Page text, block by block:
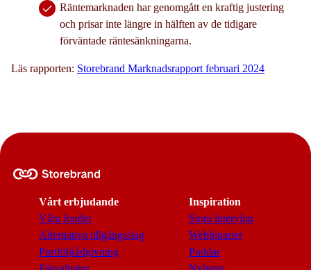
Räntemarknaden har genomgått en kraftig justering
och prisar inte längre in hälften av de tidigare
förväntade räntesänkningarna.
Läs rapporten: Storebrand Marknadsrapport februari 2024
Vårt erbjudande
Våra fonder
Alternativa tillgångsslag
Portföljrådgivning
Inspiration
Stora intervjun
Webbinarier
Poddar